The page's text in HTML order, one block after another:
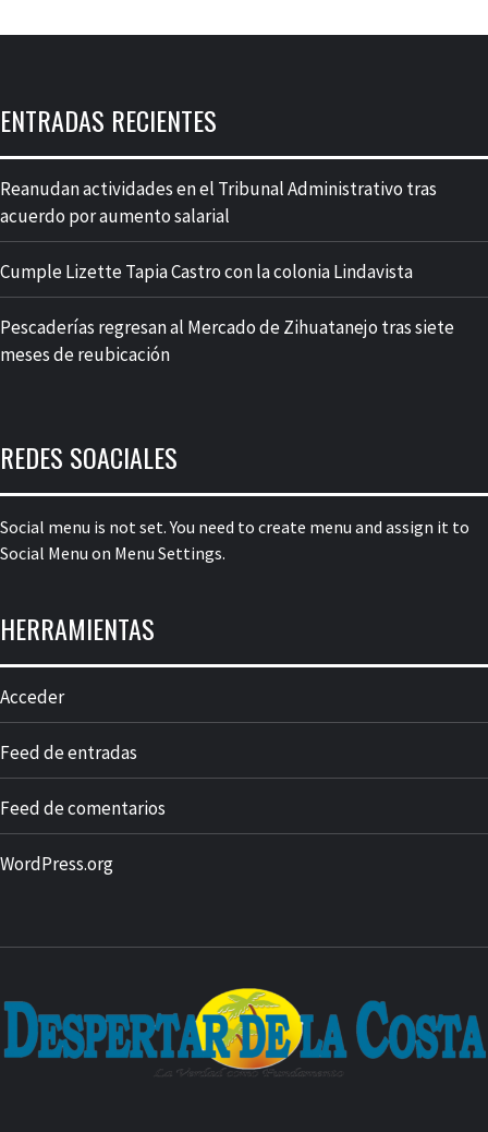
ENTRADAS RECIENTES
Reanudan actividades en el Tribunal Administrativo tras
acuerdo por aumento salarial
Cumple Lizette Tapia Castro con la colonia Lindavista
Pescaderías regresan al Mercado de Zihuatanejo tras siete
meses de reubicación
REDES SOACIALES
Social menu is not set. You need to create menu and assign it to
Social Menu on Menu Settings.
HERRAMIENTAS
Acceder
Feed de entradas
Feed de comentarios
WordPress.org